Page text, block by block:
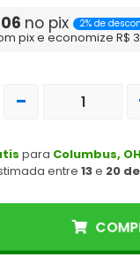
no pix 2% de
pix e economize R$
-
para Columbus,
entre 13e 20